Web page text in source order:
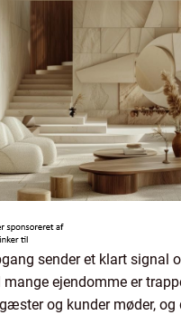
sender et klart signal
mange ejendomme er
og kunder møder, og